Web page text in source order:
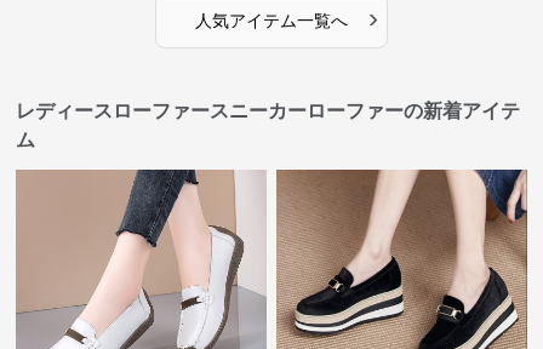
人気アイテム一覧へ ›
レディースローファースニーカーローファーの新着アイテ
ム